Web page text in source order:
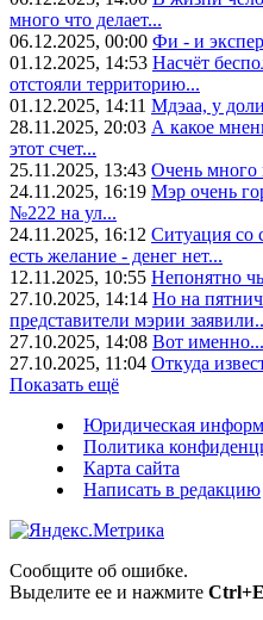
много что делает...
06.12.2025, 00:00 Фи - и
01.12.2025, 14:53 Насчёт
отстояли территорию...
01.12.2025, 14:11 Мдэаа, у
28.11.2025, 20:03 А какое
этот счет...
25.11.2025, 13:43 Очень много
24.11.2025, 16:19 Мэр очень
№222 на ул...
24.11.2025, 16:12 Ситуация со
есть желание - денег нет...
12.11.2025, 10:55 Непонятно
27.10.2025, 14:14 Но на
представители мэрии
27.10.2025, 14:08 Вот именно...
27.10.2025, 11:04 Откуда
Показать ещё
Юридическая
Политика
Карта сайта
Написать в редакцию
Сообщите об ошибке.
Выделите ее и нажмите